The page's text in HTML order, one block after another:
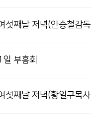
째날 저녁(안승철감
부흥회
째날 저녁(황일구목